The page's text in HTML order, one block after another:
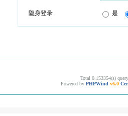
隐身登录 是
Total 0.153354(s)
Powered by PHPWind v6.0